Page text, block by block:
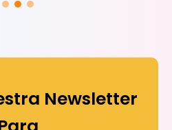
Newsletter